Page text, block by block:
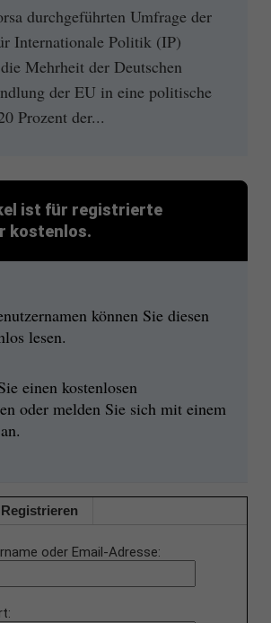
durchgeführten Umfrage der
Internationale Politik (IP)
Mehrheit der Deutschen
der EU in eine politische
Prozent der...
ist für registrierte
kostenlos.
können Sie diesen
lesen.
einen kostenlosen
oder melden Sie sich mit einem
Registrieren
oder Email-Adresse